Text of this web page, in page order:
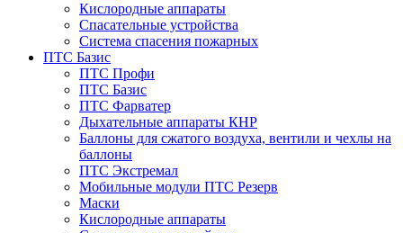
Кислородные аппараты
Спасательные устройства
Система спасения пожарных
ПТС Базис
ПТС Профи
ПТС Базис
ПТС Фарватер
Дыхательные аппараты КНР
Баллоны для сжатого воздуха, вентили и чехлы на
баллоны
ПТС Экстремал
Мобильные модули ПТС Резерв
Маски
Кислородные аппараты